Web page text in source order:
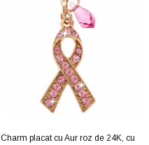
Charm placat cu Aur roz de 24K, cu